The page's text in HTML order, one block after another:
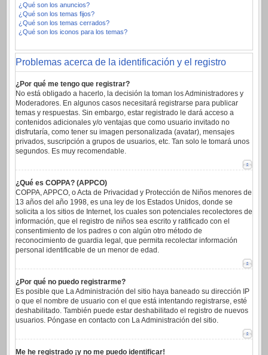
¿Qué son los anuncios?
¿Qué son los temas fijos?
¿Qué son los temas cerrados?
¿Qué son los iconos para los temas?
Problemas acerca de la identificación y el registro
¿Por qué me tengo que registrar?
No está obligado a hacerlo, la decisión la toman los Administradores y
Moderadores. En algunos casos necesitará registrarse para publicar
temas y respuestas. Sin embargo, estar registrado le dará acceso a
contenidos adicionales y/o ventajas que como usuario invitado no
disfrutaría, como tener su imagen personalizada (avatar), mensajes
privados, suscripción a grupos de usuarios, etc. Tan solo le tomará unos
segundos. Es muy recomendable.
¿Qué es COPPA? (APPCO)
COPPA, APPCO, o Acta de Privacidad y Protección de Niños menores de
13 años del año 1998, es una ley de los Estados Unidos, donde se
solicita a los sitios de Internet, los cuales son potenciales recolectores de
información, que el registro de niños sea escrito y ratificado con el
consentimiento de los padres o con algún otro método de
reconocimiento de guardia legal, que permita recolectar información
personal identificable de un menor de edad.
¿Por qué no puedo registrarme?
Es posible que La Administración del sitio haya baneado su dirección IP
o que el nombre de usuario con el que está intentando registrarse, esté
deshabilitado. También puede estar deshabilitado el registro de nuevos
usuarios. Póngase en contacto con La Administración del sitio.
Me he registrado ¡y no me puedo identificar!